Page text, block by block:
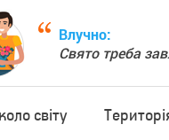
Влучно:
Свято треба
світу